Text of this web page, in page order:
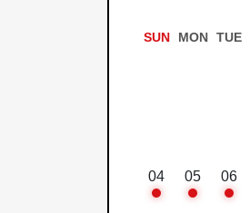
SUN MON TUE
04 05 06